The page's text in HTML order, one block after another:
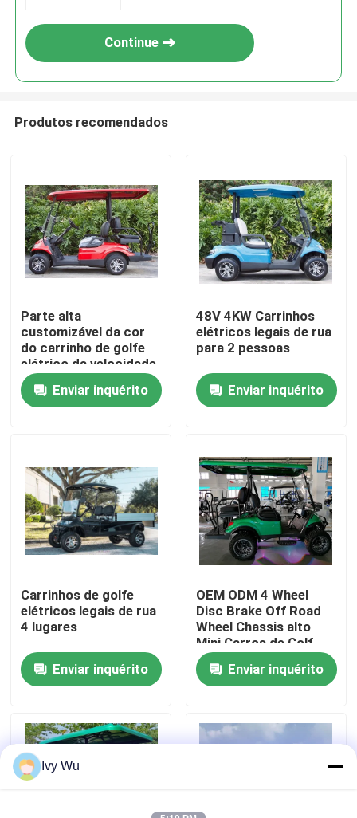
Casa
Produtos
Excursão da fábrica
Controle da qualidade
Contato E.U.
Notícia
Tampas de roda do carrinho de golfe
Painel do carrinho de golfe
Continue
Produtos recomendados
Parte alta
customizável da cor
do carrinho de golfe
elétrico da velocidade
máxima 30mph
atualizávelEnviar inquérito
48V 4KW Carrinhos
elétricos legais de rua
para 2 pessoas
Enviar inquérito
Carrinhos de golfe
elétricos legais de rua
4 lugares
Enviar inquérito
OEM ODM 4 Wheel
Disc Brake Off Road
Wheel Chassis alto
Mini Carros de Golf
Elétricos 10
polegadas IP66
Display Carro de Golf
Enviar inquérito
Ivy Wu